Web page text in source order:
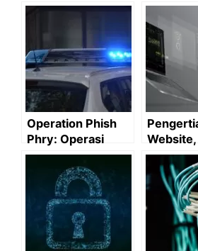
Operation Phish
Phry: Operasi
Besar Mengatasi
Serangan Phising
Terbesar Di
Amerika
sini!